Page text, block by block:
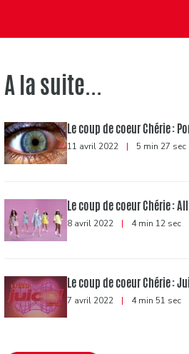
A la suite...
Le coup de coeur Chérie :
11 avril 2022 | 5 min 27 sec
Le coup de coeur Chérie :
8 avril 2022 | 4 min 12 sec
Le coup de coeur Chérie :
7 avril 2022 | 4 min 51 sec